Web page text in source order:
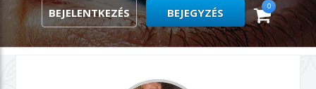
BEJELENTKEZÉS BEJEGYZÉS 0